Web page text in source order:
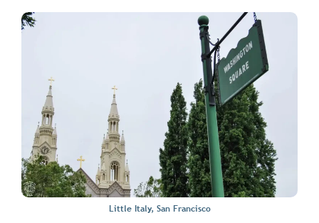
Little Italy, San Francisco